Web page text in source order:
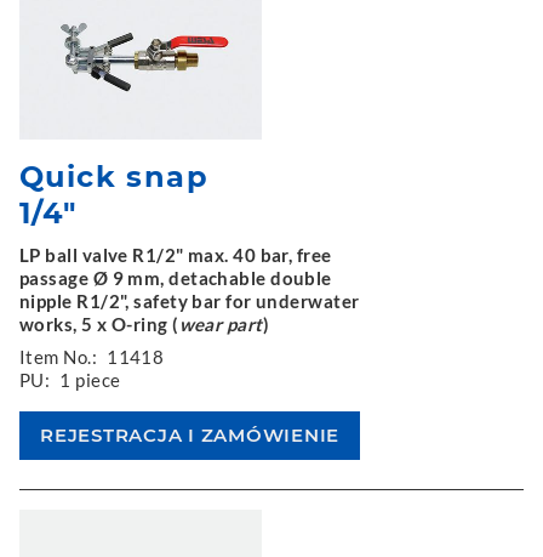
Quick snap
1/4"
LP ball valve R1/2" max. 40 bar, free
passage Ø 9 mm, detachable double
nipple R1/2", safety bar for underwater
works, 5 x O-ring ( wear part)
Item No.: 11418
PU: 1 piece